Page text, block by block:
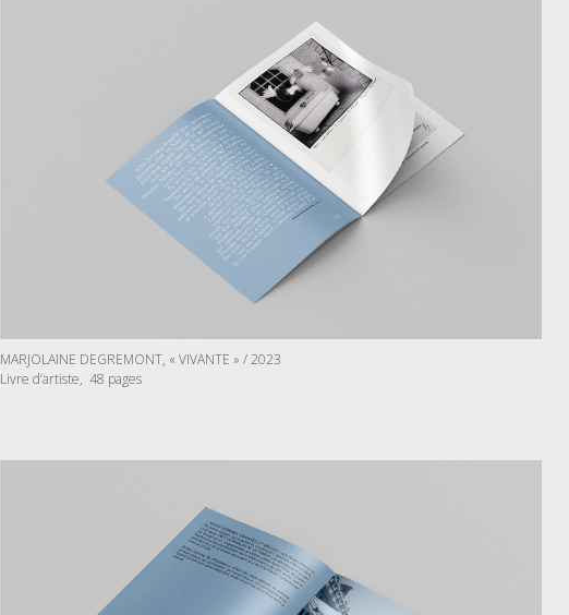
MARJOLAINE DEGREMONT, « VIVANTE » / 2023
Livre d’artiste, 48 pages